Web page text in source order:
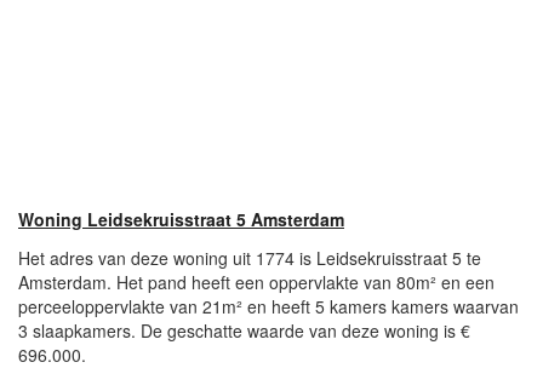
Woning Leidsekruisstraat 5 Amsterdam
Het adres van deze woning uit 1774 is Leidsekruisstraat 5 te
Amsterdam. Het pand heeft een oppervlakte van 80m² en een
perceeloppervlakte van 21m² en heeft 5 kamers kamers waarvan
3 slaapkamers. De geschatte waarde van deze woning is €
696.000.